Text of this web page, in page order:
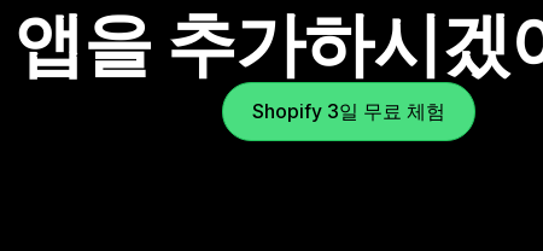
앱을 추가하시겠
Shopify 3일 무료 체험